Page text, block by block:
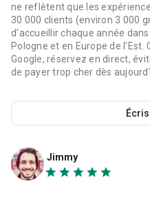
ne reflètent que les
30 000 clients (environ 3 000
d'accueillir chaque année
Pologne et en Europe de
Google, réservez en direct,
de payer trop cher dès
Jimmy